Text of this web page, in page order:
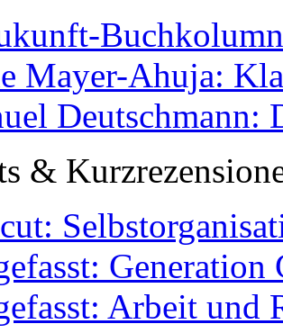
Mayer-Ahuja:
Deutschmann:
&
Generation
Arbeit und